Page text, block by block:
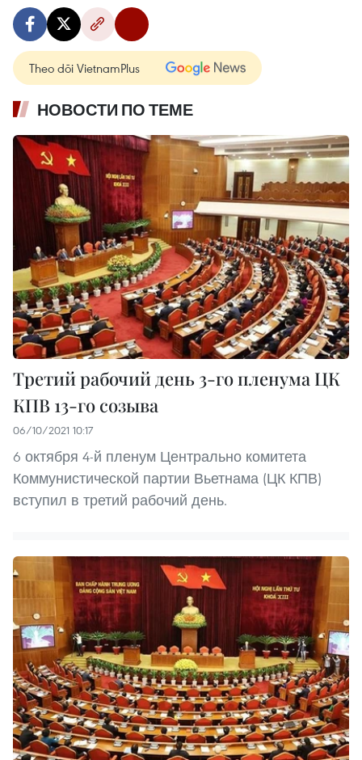
Theo dõi VietnamPlus
НОВОСТИ ПО ТЕМЕ
Третий рабочий день 3-го пленума ЦК
КПВ 13-го созыва
06/10/2021 10:17
6 октября 4-й пленум Центрально комитета
Коммунистической партии Вьетнама (ЦК КПВ)
вступил в третий рабочий день.